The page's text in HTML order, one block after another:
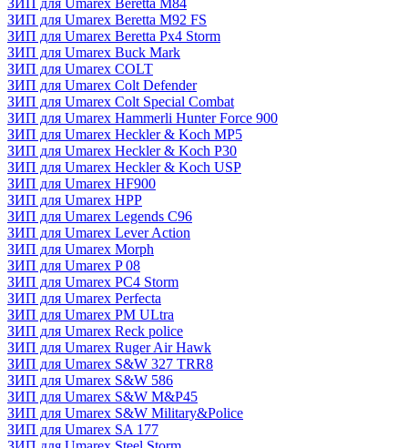
ЗИП для Umarex Beretta M84
ЗИП для Umarex Beretta M92 FS
ЗИП для Umarex Beretta Px4 Storm
ЗИП для Umarex Buck Mark
ЗИП для Umarex COLT
ЗИП для Umarex Colt Defender
ЗИП для Umarex Colt Special Combat
ЗИП для Umarex Hammerli Hunter Force 900
ЗИП для Umarex Heckler & Koch MP5
ЗИП для Umarex Heckler & Koch P30
ЗИП для Umarex Heckler & Koch USP
ЗИП для Umarex HF900
ЗИП для Umarex HPP
ЗИП для Umarex Legends C96
ЗИП для Umarex Lever Action
ЗИП для Umarex Morph
ЗИП для Umarex P 08
ЗИП для Umarex PC4 Storm
ЗИП для Umarex Perfecta
ЗИП для Umarex PM ULtra
ЗИП для Umarex Reck police
ЗИП для Umarex Ruger Air Hawk
ЗИП для Umarex S&W 327 TRR8
ЗИП для Umarex S&W 586
ЗИП для Umarex S&W M&P45
ЗИП для Umarex S&W Military&Police
ЗИП для Umarex SA 177